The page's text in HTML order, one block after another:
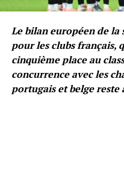
Le bilan européen de la
pour les clubs français,
cinquième place au
concurrence avec les
portugais et belge reste